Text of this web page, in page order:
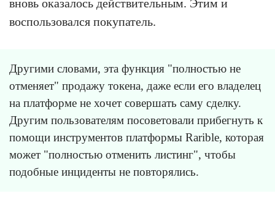
вновь оказалось действительным. Этим и
воспользовался покупатель.
Другими словами, эта функция "полностью не
отменяет" продажу токена, даже если его владелец
на платформе не хочет совершать саму сделку.
Другим пользователям посоветовали прибегнуть к
помощи инструментов платформы Rarible, которая
может "полностью отменить листинг", чтобы
подобные инциденты не повторялись.